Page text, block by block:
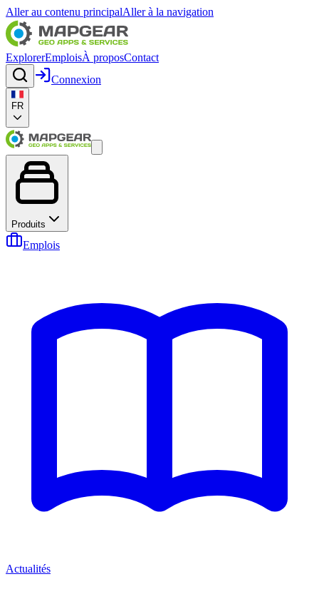
Aller au contenu principalAller à la navigation
ExplorerEmploisÀ proposContact
Connexion
FR
Produits
Emplois
Actualités